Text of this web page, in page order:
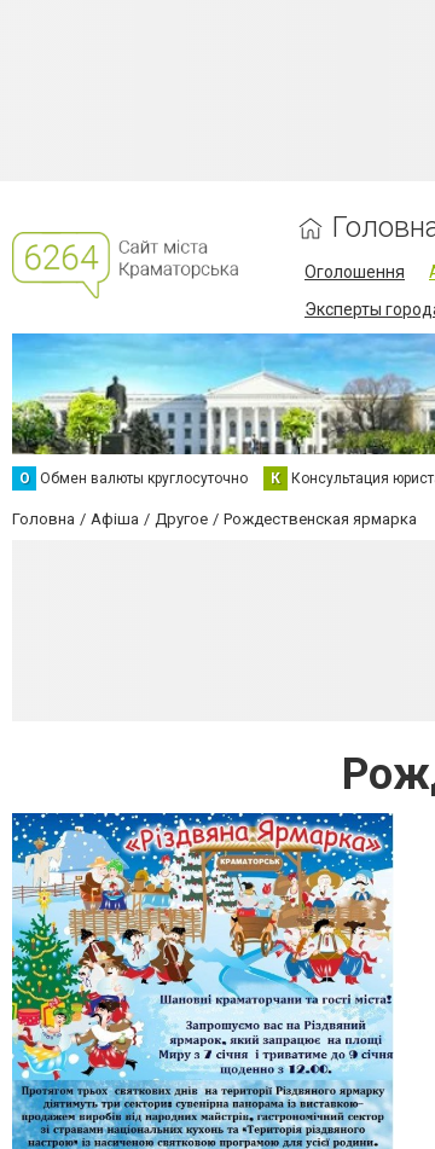
Оголошення
Эксперты
О Обмен валюты круглосуточно К Консультация
Головна Афіша Другое Рождественская ярмарка